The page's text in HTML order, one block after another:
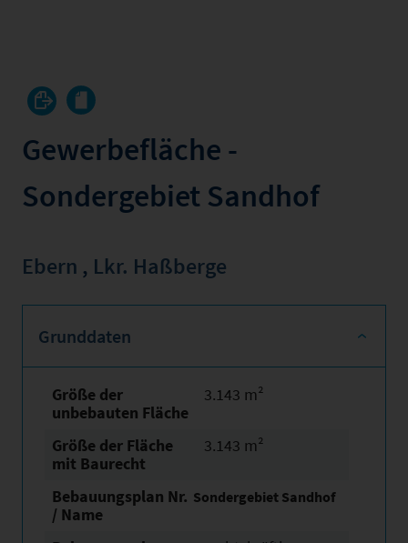
Gewerbefläche -
Sondergebiet Sandhof
Ebern , Lkr. Haßberge
Grunddaten
Größe der
unbebauten Fläche
3.143 m²
Größe der Fläche
mit Baurecht
3.143 m²
Bebauungsplan Nr.
/ Name
Sondergebiet Sandhof